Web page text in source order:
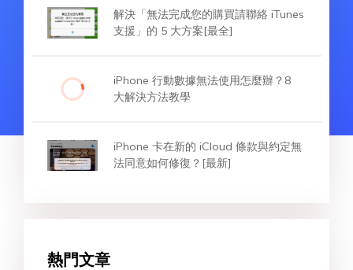
解決「無法完成您的購買請聯絡 iTunes
支援」的 5 大方案[最全]
iPhone 行動數據無法使用怎麼辦？8
大解決方法教學
iPhone 卡在新的 iCloud 條款與約定無
法同意如何修復？[最新]
熱門文章